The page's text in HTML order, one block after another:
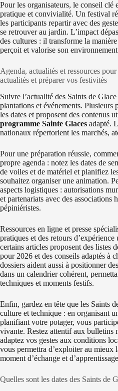
Pour les organisateurs, le conseil clé
pratique et convivialité. Un festival
les participants repartir avec des
se retrouver au jardin. L’impact
des cultures : il transforme la
perçoit et valorise son
Agenda, actualités et ressources
actualités et préparer vos festivités
Suivre l’actualité des Saints de
plantations et événements. Plusieurs
les dates et proposent des contenus
programme Sainte Glaces adapté.
nationaux répertorient les marchés,
Pour une préparation réussie,
propre agenda : notez les dates de
de voiles et de matériel et planifiez
souhaitez organiser une animation.
aspects logistiques : autorisations
et partenariats avec des associations
pépiniéristes.
Ressources en ligne et presse
pratiques et des retours
certains articles proposent des listes
pour 2026 et des conseils adaptés à
dossiers aident aussi à positionner
dans un calendrier cohérent,
techniques et moments festifs.
Enfin, gardez en tête que les Saints
culture et technique : en organisant
planifiant votre potager, vous
vivante. Restez attentif aux bulletins
adaptez vos gestes aux conditions
vous permettra d’exploiter au mieux
moment d’échange et
Quelles sont les dates des Saints de